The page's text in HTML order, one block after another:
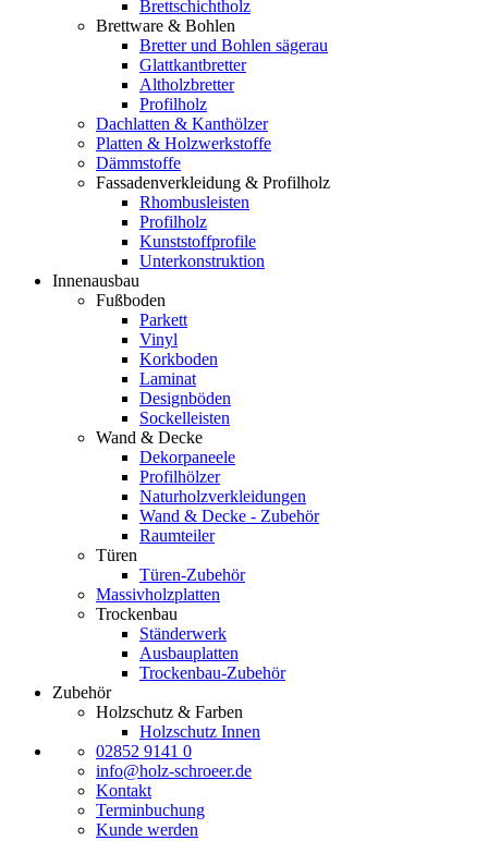
Brettschichtholz
Brettware & Bohlen
Bretter und Bohlen sägerau
Glattkantbretter
Altholzbretter
Profilholz
Dachlatten & Kanthölzer
Platten & Holzwerkstoffe
Dämmstoffe
Fassadenverkleidung & Profilholz
Rhombusleisten
Profilholz
Kunststoffprofile
Unterkonstruktion
Innenausbau
Fußboden
Parkett
Vinyl
Korkboden
Laminat
Designböden
Sockelleisten
Wand & Decke
Dekorpaneele
Profilhölzer
Naturholzverkleidungen
Wand & Decke - Zubehör
Raumteiler
Türen
Türen-Zubehör
Massivholzplatten
Trockenbau
Ständerwerk
Ausbauplatten
Trockenbau-Zubehör
Zubehör
Holzschutz & Farben
Holzschutz Innen
02852 9141 0
info@holz-schroeer.de
Kontakt
Terminbuchung
Kunde werden